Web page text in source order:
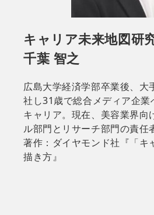
キャリア未来地図研
千葉 智之
広島大学経済学部卒業後、大
社し31歳で総合メディア企
キャリア。現在、美容業界向
ル部門とリサーチ部門の責任
著作：ダイヤモンド社『「キ
描き方』